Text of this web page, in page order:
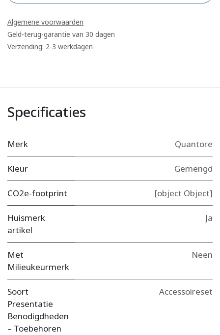
Algemene voorwaarden
Geld-terug-garantie van 30 dagen
Verzending: 2-3 werkdagen
Specificaties
Merk Quantore
Kleur Gemengd
CO2e-footprint [object Object]
Huismerk
artikel
Ja
Met
Milieukeurmerk
Neen
Soort
Presentatie
Benodigdheden
– Toebehoren
Accessoireset